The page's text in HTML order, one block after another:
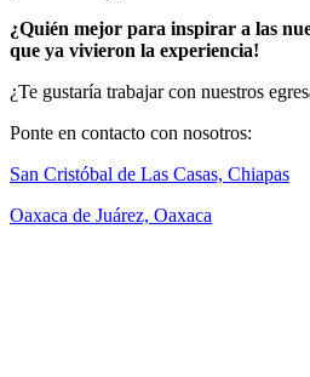
¿Quién mejor para inspirar a las
que ya vivieron la experiencia!
¿Te gustaría trabajar con nuestros
Ponte en contacto con nosotros:
San Cristóbal de Las Casas, Chiapas
Oaxaca de Juárez, Oaxaca